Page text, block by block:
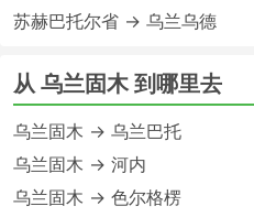
苏赫巴托尔省 → 乌兰乌德
从 乌兰固木 到哪里去
乌兰固木 → 乌兰巴托
乌兰固木 → 河内
乌兰固木 → 色尔格楞